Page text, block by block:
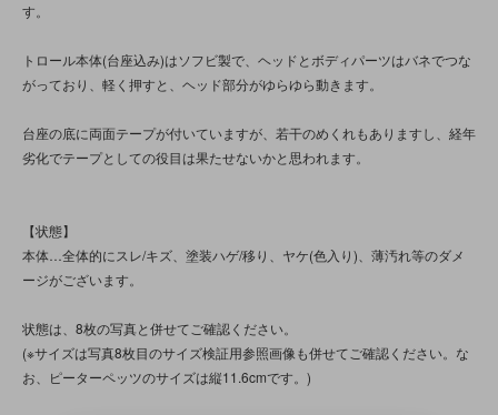
す。
トロール本体(台座込み)はソフビ製で、ヘッドとボディパーツはバネでつな
がっており、軽く押すと、ヘッド部分がゆらゆら動きます。
台座の底に両面テープが付いていますが、若干のめくれもありますし、経年
劣化でテープとしての役目は果たせないかと思われます。
【状態】
本体…全体的にスレ/キズ、塗装ハゲ/移り、ヤケ(色入り)、薄汚れ等のダメ
ージがございます。
状態は、8枚の写真と併せてご確認ください。
(※サイズは写真8枚目のサイズ検証用参照画像も併せてご確認ください。な
お、ピーターペッツのサイズは縦11.6cmです。)